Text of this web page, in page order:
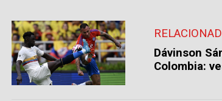
Dávinson
Colombia: